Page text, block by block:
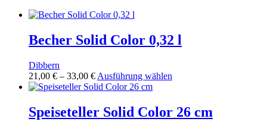
Becher Solid Color 0,32 l
Dibbern
21,00 € – 33,00 €Preisspanne:
21,00 €
33,00 €
Ausführung wählen
mehrere
Varianten
Speiseteller Solid Color 26 cm